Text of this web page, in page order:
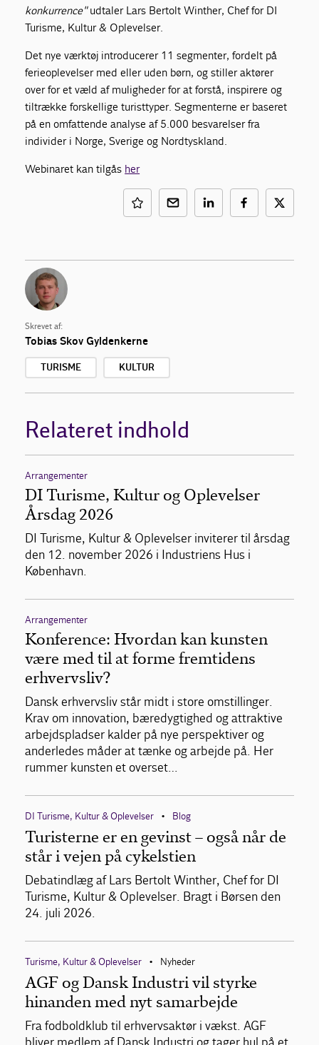
konkurrence"udtaler Lars Bertolt Winther, Chef for DI
Turisme, Kultur & Oplevelser.
Det nye værktøj introducerer 11 segmenter, fordelt på
ferieoplevelser med eller uden børn, og stiller aktører
over for et væld af muligheder for at forstå, inspirere og
tiltrække forskellige turisttyper. Segmenterne er baseret
på en omfattende analyse af 5.000 besvarelser fra
individer i Norge, Sverige og Nordtyskland.
Webinaret kan tilgås her
Skrevet af:
Tobias Skov Gyldenkerne
TURISME KULTUR
Relateret indhold
Arrangementer
DI Turisme, Kultur og Oplevelser
Årsdag 2026
DI Turisme, Kultur & Oplevelser inviterer til årsdag
den 12. november 2026 i Industriens Hus i
København.
Arrangementer
Konference: Hvordan kan kunsten
være med til at forme fremtidens
erhvervsliv?
Dansk erhvervsliv står midt i store omstillinger.
Krav om innovation, bæredygtighed og attraktive
arbejdspladser kalder på nye perspektiver og
anderledes måder at tænke og arbejde på. Her
rummer kunsten et overset…
DI Turisme, Kultur & Oplevelser • Blog
Turisterne er en gevinst – også når de
står i vejen på cykelstien
Debatindlæg af Lars Bertolt Winther, Chef for DI
Turisme, Kultur & Oplevelser. Bragt i Børsen den
24. juli 2026.
Turisme, Kultur & Oplevelser • Nyheder
AGF og Dansk Industri vil styrke
hinanden med nyt samarbejde
Fra fodboldklub til erhvervsaktør i vækst. AGF